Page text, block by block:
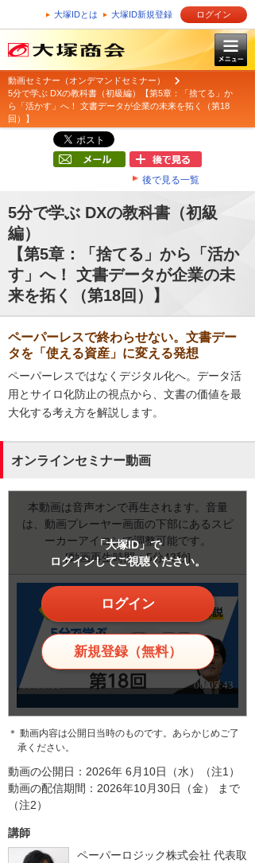
大塚IDとは 大塚ID新規登録 ログイン
動画セミナー（オンデマンドセミナー）
5分で学ぶ DXの教科書（初級編）【第5章：「捨てる」か
ら「活かす」へ！ 文書データが企業の未来を拓く（第18
回）】
後で見る一覧
5分で学ぶ DXの教科書（初級
編）
【第5章：「捨てる」から「活か
す」へ！ 文書データが企業の未
来を拓く（第18回）】
ペーパーレスで終わらせない。文書デー
タを「使える資産」に変える発想
ペーパーレスではなくデジタル化へ。データ活
用とサイロ化防止の視点から、文書の価値を最
大化する考え方を解説します。
オンラインセミナー動画
本動画は音声オンで再生されます。音量
は、動画プレーヤー画面の下部にあるスピ
ーカーアイコンで調整可能です。
[動画再生時間：5分43秒]
「大塚ID」で
ログインしてご視聴ください。
ログイン
新規登録（無料）
＊ 動画内容は公開日当時のものです。あらかじめご了
承ください。
動画の公開日：2026年 6月10日（水）（注1）
動画の配信期間：2026年10月30日（金） まで
（注2）
講師
ペーパーロジック株式会社 代表取